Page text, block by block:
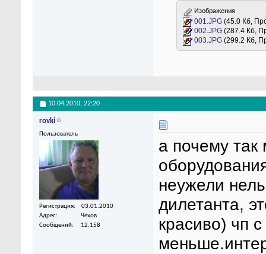
Изображения
001.JPG (45.0 Кб,
002.JPG (287.4 Кб,
003.JPG (299.2 Кб,
10.04.2010, 22:20
rovki
Пользователь
Регистрация
03.01.2010
Адрес
Чехов
Сообщений
12,158
а почему так
неужели
дилетанта,
красиво) чп